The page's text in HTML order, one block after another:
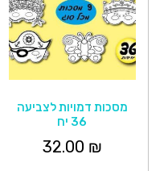
מסכות דמויות לצביעה
36 יח
32.00 ₪